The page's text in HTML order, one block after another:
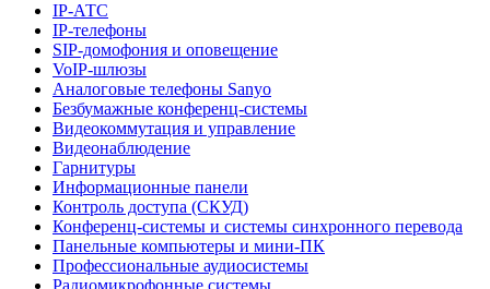
IP-АТС
IP-телефоны
SIP-домофония и оповещение
VoIP-шлюзы
Аналоговые телефоны Sanyo
Безбумажные конференц-системы
Видеокоммутация и управление
Видеонаблюдение
Гарнитуры
Информационные панели
Контроль доступа (СКУД)
Конференц-системы и системы синхронного перевода
Панельные компьютеры и мини-ПК
Профессиональные аудиосистемы
Радиомикрофонные системы